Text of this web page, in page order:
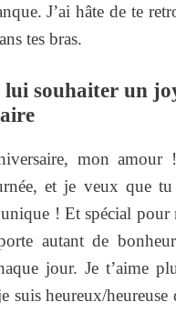
J’ai hâte de te
tes bras.
lui souhaiter un
mon amour
et je veux que tu
! Et spécial pour
autant de
jour. Je t’aime
suis heureux/heureuse